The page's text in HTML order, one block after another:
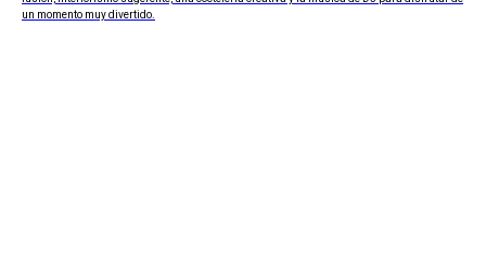
un momento muy divertido.